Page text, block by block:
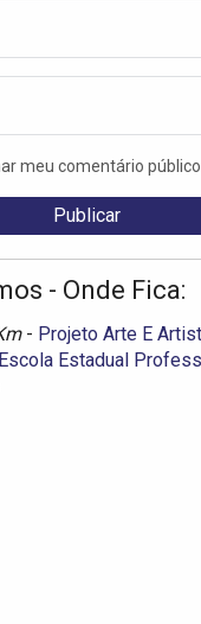
meu comentário público
- Onde Fica:
- Projeto Arte E
Estadual